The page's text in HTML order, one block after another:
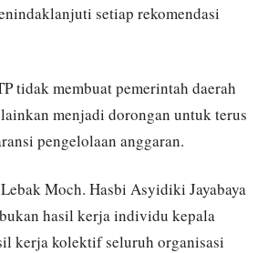
setiap rekomendasi
tidak membuat pemerintah daerah
menjadi dorongan untuk terus
pengelolaan anggaran.
Moch. Hasbi Asyidiki Jayabaya
hasil kerja individu kepala
kerja kolektif seluruh organisasi